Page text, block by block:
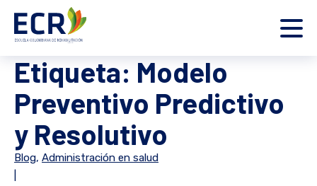
Etiqueta: Modelo
Preventivo Predictivo
y Resolutivo
Blog, Administración en salud